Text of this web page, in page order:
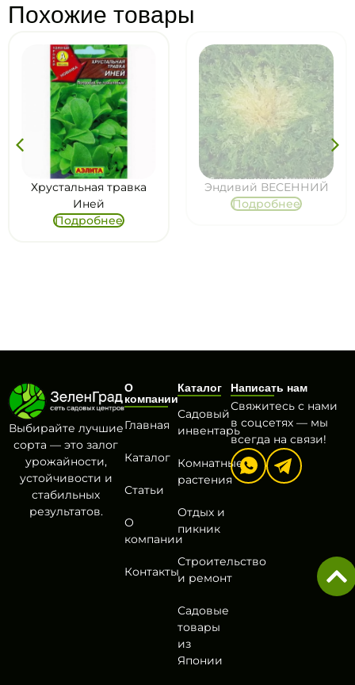
Похожие товары
Хрустальная травка
Иней
Подробнее
Эндивий ВЕСЕННИЙ
Подробнее
Выбирайте лучшие
сорта — это залог
урожайности,
устойчивости и
стабильных
результатов.
О
компании
Главная
Каталог
Статьи
О
компании
Контакты
Каталог
Садовый
инвентарь
Комнатные
растения
Отдых и
пикник
Строительство
и ремонт
Садовые
товары
из
Японии
Написать нам
Свяжитесь с нами
в соцсетях — мы
всегда на связи!